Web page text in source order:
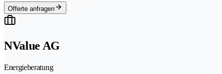
Offerte anfragen
NValue AG
Energieberatung